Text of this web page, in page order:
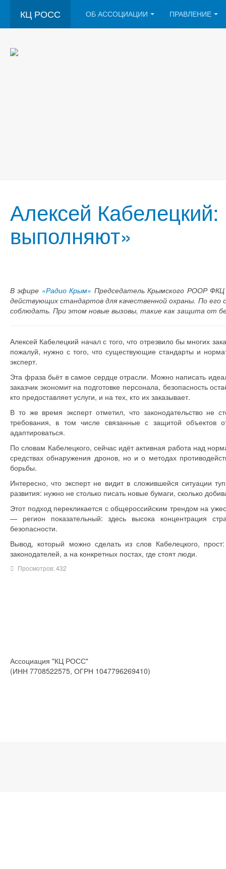
КЦ РОСС ОБ АССОЦИАЦИИ ПРАВЛЕНИЕ
Алексей
выполняют»
В эфире «Радио Крым» Председатель Крымского РООР
действующих стандартов для качественной охраны. По
соблюдать. При этом новые вызовы, такие как защита от
Алексей Кабелецкий начал с того, что отрезвило бы многих
пожалуй, нужно с того, что существующие стандарты и
эксперт.
Эта фраза бьёт в самое сердце отрасли. Можно написать
заказчик экономит на подготовке персонала, безопасность
кто предоставляет услуги, и на тех, кто их заказывает.
В то же время эксперт отметил, что законодательство не
требования, в том числе связанные с защитой объектов
адаптироваться.
По словам Кабелецкого, сейчас идёт активная работа над
средствах обнаружения дронов, но и о методах
борьбы.
Интересно, что эксперт не видит в сложившейся ситуации
развития: нужно не столько писать новые бумаги, сколько
Этот подход перекликается с общероссийским трендом на
— регион показательный: здесь высока концентрация
безопасности.
Вывод, который можно сделать из слов Кабелецкого,
законодателей, а на конкретных постах, где стоят люди.
Просмотров: 432
Ассоциация "КЦ РОСС"
(ИНН 7708522575, ОГРН 1047796269410)